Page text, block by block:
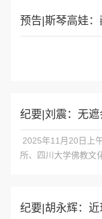
纪要|刘震：无
2025年11月20日上
所、四川大学佛教文
座，藏学研究中心熊